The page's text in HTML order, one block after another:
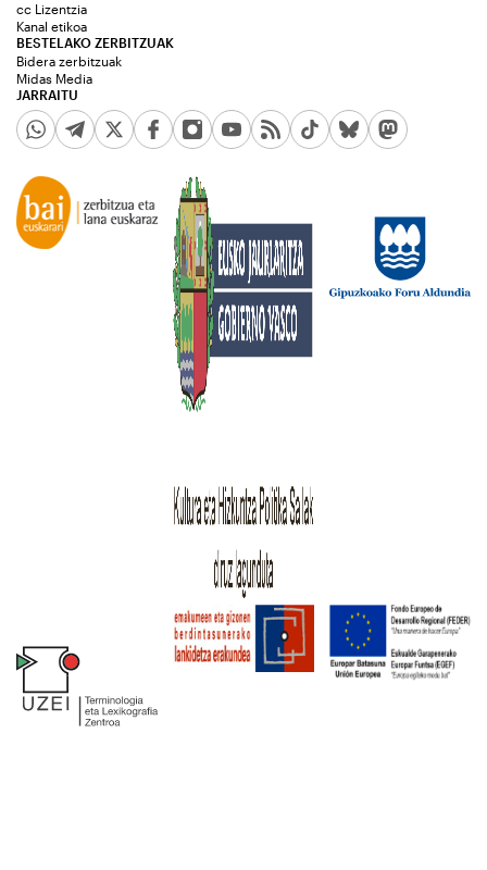
JARRAITU
cc Lizentzia
Kanal etikoa
BESTELAKO ZERBITZUAK
Bidera zerbitzuak
Midas Media